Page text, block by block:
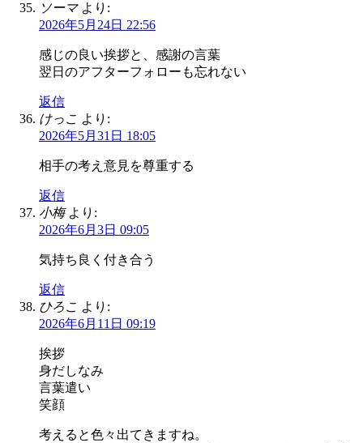
ソーマ より:
2026年5月24日 22:56
感じの良い挨拶と、感謝の言葉
翌日のアフターフォローも忘れない
返信
けっこ より:
2026年5月31日 18:05
相手の考え意見を尊重する
返信
小梅 より:
2026年6月3日 09:05
気持ち良く付き合う
返信
ひろこ より:
2026年6月11日 09:19
挨拶
身だしなみ
言葉遣い
笑顔
考えると色々出てきますね。